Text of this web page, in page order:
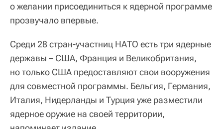
о желании присоединиться к ядерной программе
прозвучало впервые.
Среди 28 стран-участниц НАТО есть три ядерные
державы – США, Франция и Великобритания,
но только США предоставляют свои вооружения
для совместной программы. Бельгия, Германия,
Италия, Нидерланды и Турция уже разместили
ядерное оружие на своей территории,